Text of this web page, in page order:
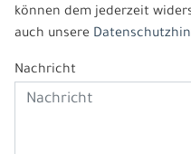
können dem jederzeit
auch unsere
Nachricht